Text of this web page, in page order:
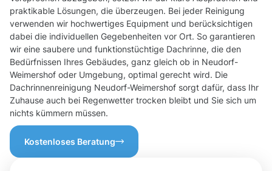
praktikable Lösungen, die überzeugen. Bei jeder Reinigung
verwenden wir hochwertiges Equipment und berücksichtigen
dabei die individuellen Gegebenheiten vor Ort. So garantieren
wir eine saubere und funktionstüchtige Dachrinne, die den
Bedürfnissen Ihres Gebäudes, ganz gleich ob in Neudorf-
Weimershof oder Umgebung, optimal gerecht wird. Die
Dachrinnenreinigung Neudorf-Weimershof sorgt dafür, dass Ihr
Zuhause auch bei Regenwetter trocken bleibt und Sie sich um
nichts kümmern müssen.
Kostenloses Beratung